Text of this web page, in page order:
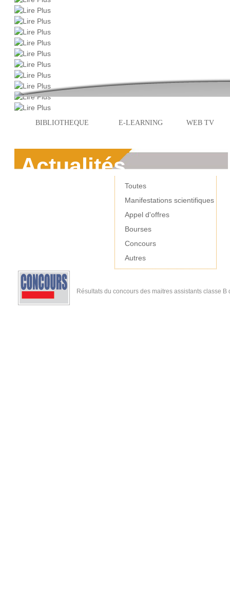
BIBLIOTHEQUE E-LEARNING WEB TV
Actualités
Toutes
Manifestations scientifiques
Appel d'offres
Bourses
Concours
Autres
Résultats du concours des maitres assistants classe